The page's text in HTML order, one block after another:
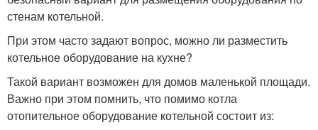
стенам котельной.
При этом часто задают вопрос, можно ли разместить
котельное оборудование на кухне?
Такой вариант возможен для домов маленькой площади.
Важно при этом помнить, что помимо котла
отопительное оборудование котельной состоит из: